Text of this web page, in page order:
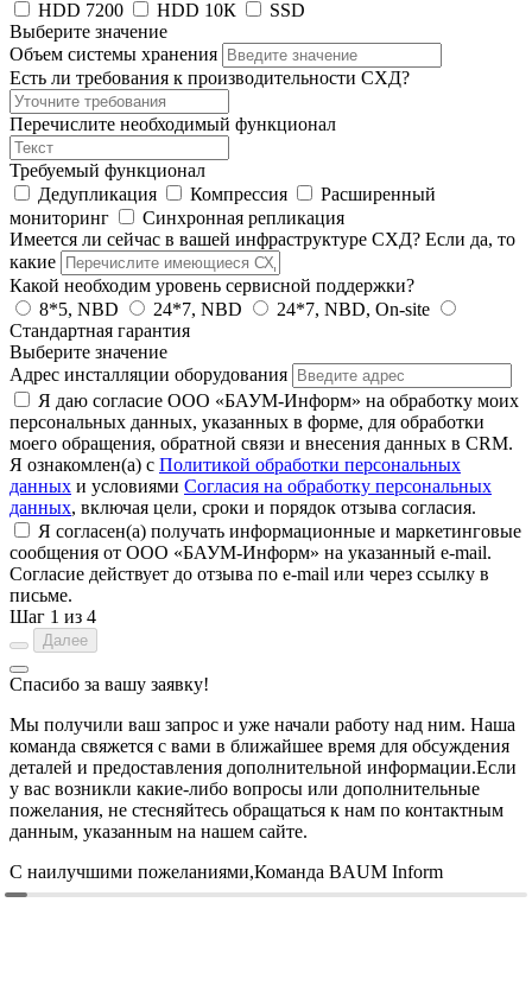
HDD 7200
HDD 10К
SSD
Выберите значение
Объем системы хранения
Есть ли требования к производительности СХД?
Перечислите необходимый функционал
Требуемый функционал
Дедупликация
Компрессия
Расширенный
мониторинг
Синхронная репликация
Имеется ли сейчас в вашей инфраструктуре СХД? Если да, то
какие
Какой необходим уровень сервисной поддержки?
8*5, NBD
24*7, NBD
24*7, NBD, On-site
Стандартная гарантия
Выберите значение
Адрес инсталляции оборудования
Я даю согласие ООО «БАУМ-Информ» на обработку моих
персональных данных, указанных в форме, для обработки
моего обращения, обратной связи и внесения данных в CRM.
Я ознакомлен(а) с Политикой обработки персональных
данных и условиями Согласия на обработку персональных
данных, включая цели, сроки и порядок отзыва согласия.
Я согласен(а) получать информационные и маркетинговые
сообщения от ООО «БАУМ-Информ» на указанный e-mail.
Согласие действует до отзыва по e-mail или через ссылку в
письме.
Шаг 1 из 4
Далее
Спасибо за вашу заявку!
Мы получили ваш запрос и уже начали работу над ним. Наша
команда свяжется с вами в ближайшее время для обсуждения
деталей и предоставления дополнительной информации.Если
у вас возникли какие-либо вопросы или дополнительные
пожелания, не стесняйтесь обращаться к нам по контактным
данным, указанным на нашем сайте.
С наилучшими пожеланиями,Команда BAUM Inform